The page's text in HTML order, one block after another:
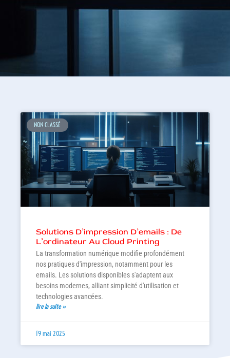
NON CLASSÉ
Solutions D’impression D’emails : De
L’ordinateur Au Cloud Printing
La transformation numérique modifie profondément
nos pratiques d'impression, notamment pour les
emails. Les solutions disponibles s'adaptent aux
besoins modernes, alliant simplicité d'utilisation et
technologies avancées.
lire la suite »
19 mai 2025